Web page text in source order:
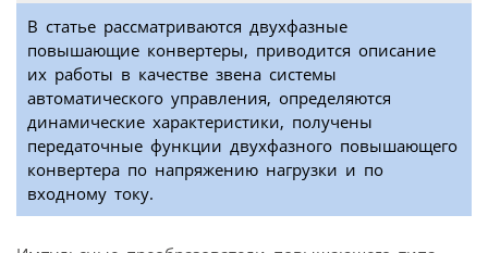
В статье рассматриваются двухфазные
повышающие конвертеры, приводится описание
их работы в качестве звена системы
автоматического управления, определяются
динамические характеристики, получены
передаточные функции двухфазного повышающего
конвертера по напряжению нагрузки и по
входному току.